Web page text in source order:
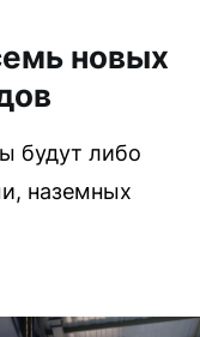
новых
будут либо
наземных